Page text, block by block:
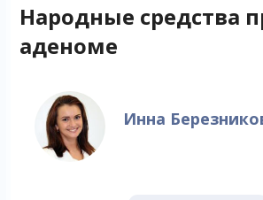
Народные средства
аденоме
Инна